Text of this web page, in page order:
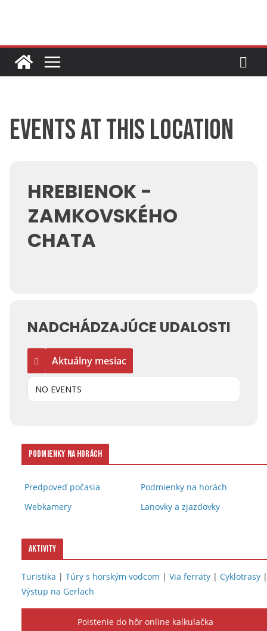
Events at this location
HREBIENOK -
ZAMKOVSKÉHO
CHATA
NADCHÁDZAJÚCE UDALOSTI
Aktuálny mesiac
NO EVENTS
Podmienky na horách
Predpoveď počasia
Webkamery
Podmienky na horách
Lanovky a zjazdovky
Aktivity
Turistika | Túry s horským vodcom | Via ferraty | Cyklotrasy |
Výstup na Gerlach
Poistenie do hôr online kalkulačka